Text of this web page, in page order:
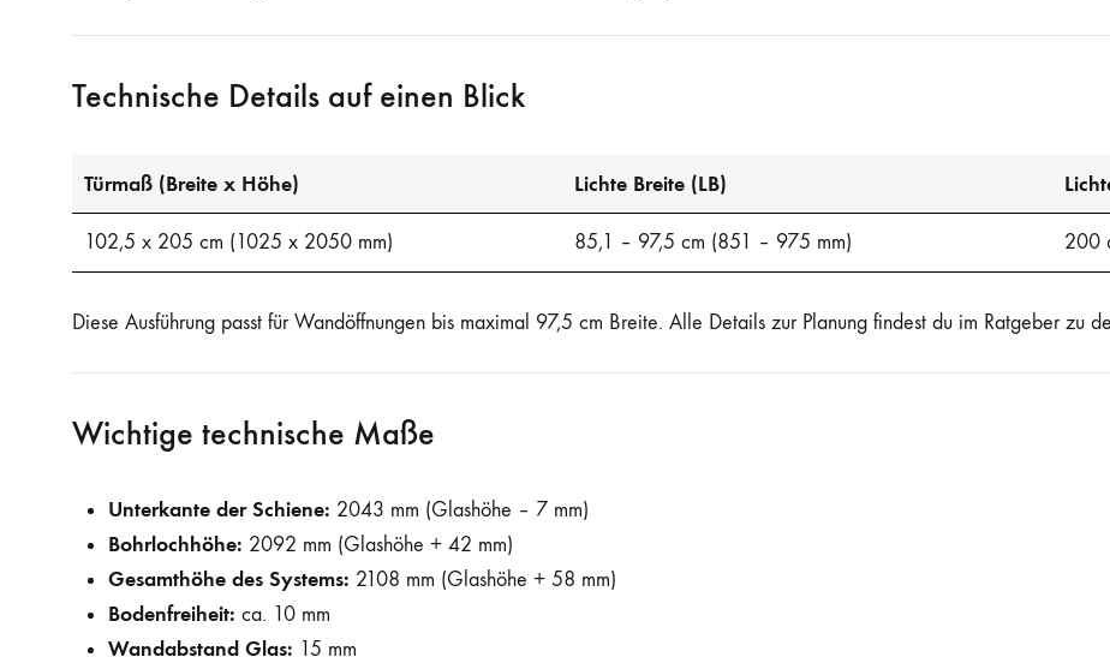
Technische Details auf einen Blick
Türmaß (Breite x Höhe) Lichte Breite (LB)
102,5 x 205 cm (1025 x 2050 mm) 85,1 – 97,5 cm (851 – 975 mm) 200
Diese Ausführung passt für Wandöffnungen bis maximal 97,5 cm Breite. Alle Details zur Planung findest du im Ratgeber zu
Wichtige technische Maße
Unterkante der Schiene: 2043 mm (Glashöhe – 7 mm)
Bohrlochhöhe: 2092 mm (Glashöhe + 42 mm)
Gesamthöhe des Systems: 2108 mm (Glashöhe + 58 mm)
Bodenfreiheit: ca. 10 mm
Wandabstand Glas: 15 mm